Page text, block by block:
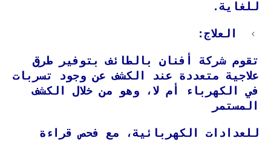
للغاية.
العلاج:
تقوم شركة أفنان بالطائف بتوفير طرق
علاجية متعددة عند الكشف عن وجود تسربات
في الكهرباء أم لا، وهو من خلال الكشف
المستمر
للعدادات الكهربائية، مع فحص قراءة